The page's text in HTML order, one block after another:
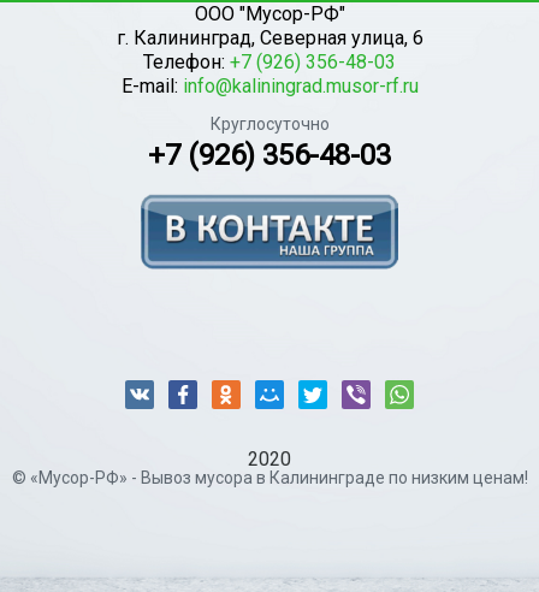
ООО "Мусор-РФ"
г. Калининград, Северная улица, 6
Телефон: +7 (926) 356-48-03
E-mail: info@kaliningrad.musor-rf.ru
Круглосуточно
+7 (926) 356-48-03
2020
© «Мусор-РФ» - Вывоз мусора в Калининграде по низким ценам!